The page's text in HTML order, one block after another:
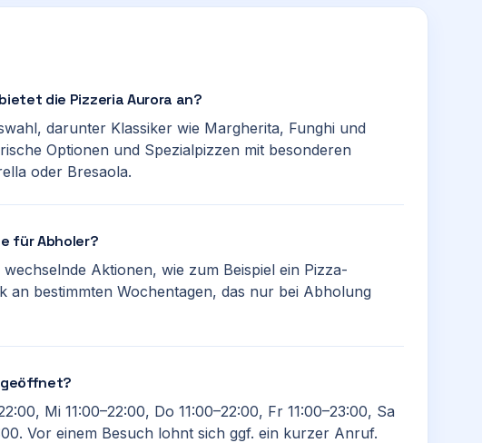
die Pizzeria Aurora an?
darunter Klassiker wie Margherita, Funghi und
Optionen und Spezialpizzen mit besonderen
oder Bresaola.
für Abholer?
Aktionen, wie zum Beispiel ein Pizza-
an bestimmten Wochentagen, das nur bei Abholung
geöffnet?
Mi 11:00–22:00, Do 11:00–22:00, Fr 11:00–23:00, Sa
Vor einem Besuch lohnt sich ggf. ein kurzer Anruf.